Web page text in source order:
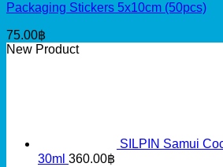
Packaging Stickers 5x10cm (50pcs)
75.00฿
New Product
SILPIN Samui
30ml 360.00฿